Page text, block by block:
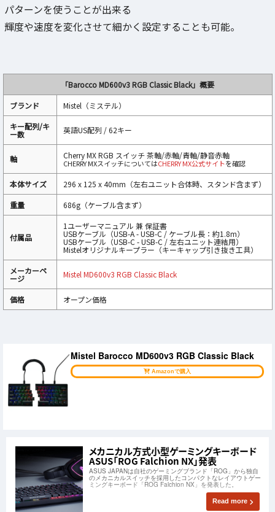
パターンを使うことが出来る
輝度や速度を変化させて細かく設定することも可能。
「Barocco MD600v3 RGB Classic Black」概要
ブランド
Mistel（ミステル）
キー配列/キ
ー数 英語US配列 / 62キー
軸 Cherry MX RGB スイッチ 茶軸/赤軸/青軸/静音赤軸
CHERRY MXスイッチについてはCHERRY MX公式サイトを確認
本体サイズ
296 x 125 x 40mm（左右ユニット合体時、スタンド含まず）
重量
686g（ケーブル含まず）
付属品
1ユーザーマニュアル 兼 保証書
USBケーブル（USB-A - USB-C / ケーブル長：約1.8m）
USBケーブル（USB-C - USB-C / 左右ユニット連結用）
Mistelオリジナルキープラー（キーキャップ引き抜き工具）
メーカーペ
ージ Mistel MD600v3 RGB Classic Black
価格 オープン価格
Mistel Barocco MD600v3 RGB Classic Black
Amazonで購入
メカニカル方式小型ゲーミングキーボード
ASUS「ROG Falchion NX」発表
ASUS JAPANは自社のゲーミングブランド「ROG」から独自
のメカニカルスイッチを採用したコンパクトなレイアウトゲー
ミングキーボード「ROG Falchion NX」を発表した。
Read more